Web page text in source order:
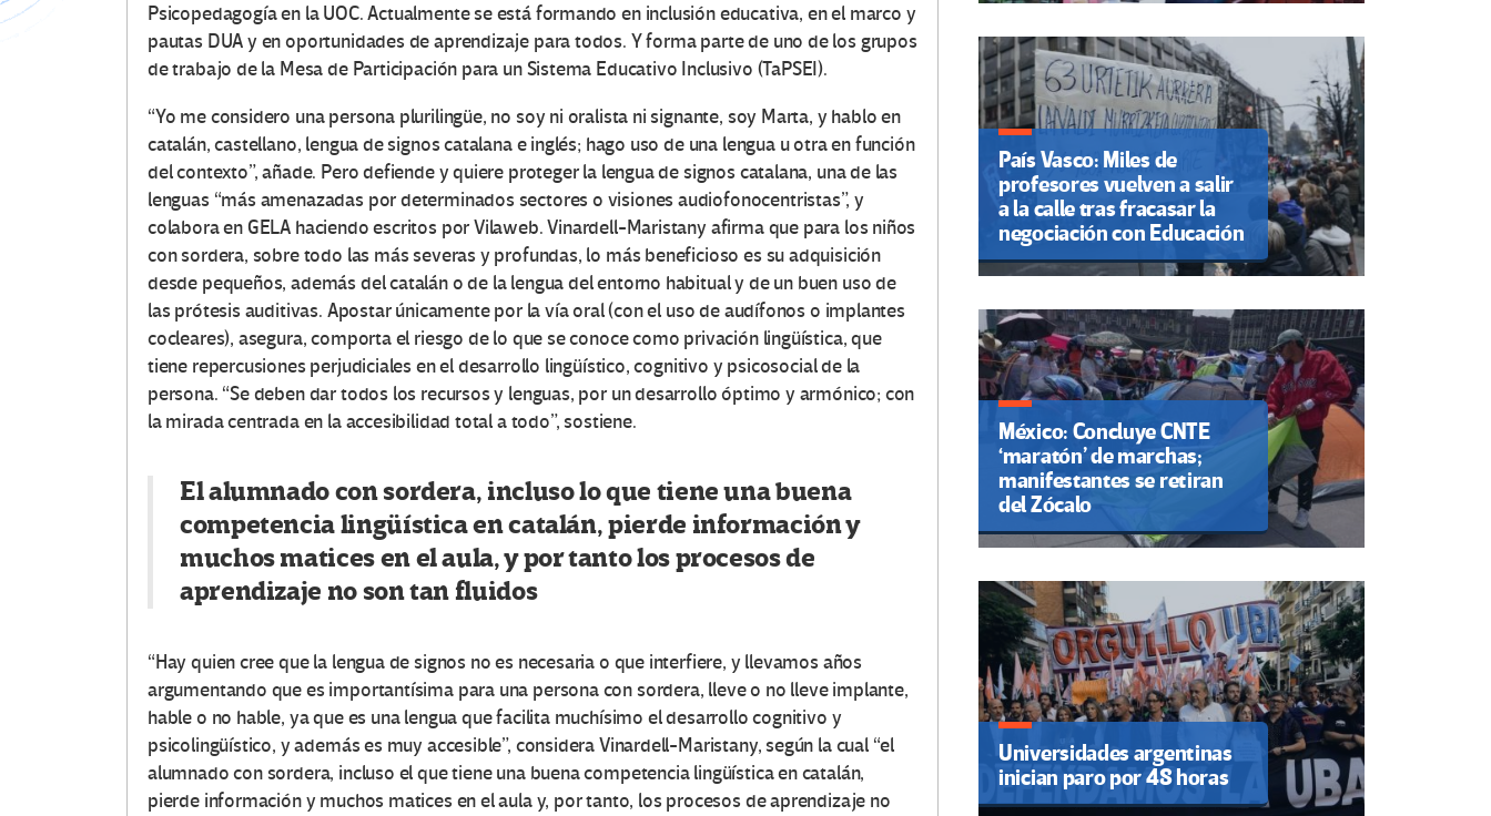
Psicopedagogía en la UOC. Actualmente se está formando en inclusión educativa, en el marco y
pautas DUA y en oportunidades de aprendizaje para todos. Y forma parte de uno de los grupos
de trabajo de la Mesa de Participación para un Sistema Educativo Inclusivo (TaPSEI).
“Yo me considero una persona plurilingüe, no soy ni oralista ni signante, soy Marta, y hablo en
catalán, castellano, lengua de signos catalana e inglés; hago uso de una lengua u otra en función
del contexto”, añade. Pero defiende y quiere proteger la lengua de signos catalana, una de las
lenguas “más amenazadas por determinados sectores o visiones audiofonocentristas”, y
colabora en GELA haciendo escritos por Vilaweb. Vinardell-Maristany afirma que para los niños
con sordera, sobre todo las más severas y profundas, lo más beneficioso es su adquisición
desde pequeños, además del catalán o de la lengua del entorno habitual y de un buen uso de
las prótesis auditivas. Apostar únicamente por la vía oral (con el uso de audífonos o implantes
cocleares), asegura, comporta el riesgo de lo que se conoce como privación lingüística, que
tiene repercusiones perjudiciales en el desarrollo lingüístico, cognitivo y psicosocial de la
persona. “Se deben dar todos los recursos y lenguas, por un desarrollo óptimo y armónico; con
la mirada centrada en la accesibilidad total a todo”, sostiene.
El alumnado con sordera, incluso lo que tiene una buena
competencia lingüística en catalán, pierde información y
muchos matices en el aula, y por tanto los procesos de
aprendizaje no son tan fluidos
“Hay quien cree que la lengua de signos no es necesaria o que interfiere, y llevamos años
argumentando que es importantísima para una persona con sordera, lleve o no lleve implante,
hable o no hable, ya que es una lengua que facilita muchísimo el desarrollo cognitivo y
psicolingüístico, y además es muy accesible”, considera Vinardell-Maristany, según la cual “el
alumnado con sordera, incluso el que tiene una buena competencia lingüística en catalán,
pierde información y muchos matices en el aula y, por tanto, los procesos de aprendizaje no
País Vasco: Miles de
profesores vuelven a salir
a la calle tras fracasar la
negociación con Educación
México: Concluye CNTE
‘maratón’ de marchas;
manifestantes se retiran
del Zócalo
Universidades argentinas
inician paro por 48 horas